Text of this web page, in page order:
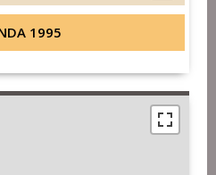
1995